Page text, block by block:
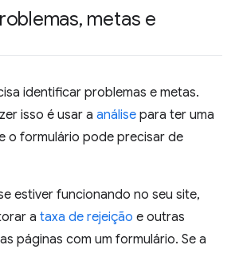
, metas e
identificar problemas e metas.
isso é usar a análise para ter uma
o formulário pode precisar de
estiver funcionando no seu site,
a taxa de rejeição e outras
páginas com um formulário. Se a